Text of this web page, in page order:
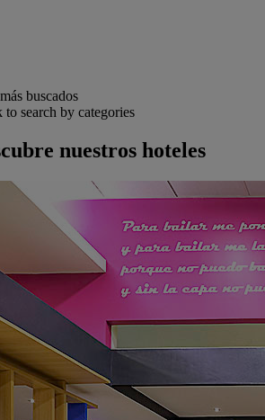
buscados
to search by categories
nuestros hoteles